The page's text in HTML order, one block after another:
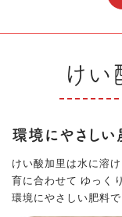
けい
環境にやさしい
けい酸加里は水に溶
育に合わせて ゆっく
環境にやさしい肥料